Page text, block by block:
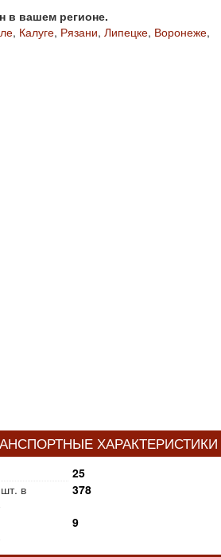
в вашем регионе.
, Калуге, Рязани, Липецке, Воронеже,
ХАРАКТЕРИСТИКИ
25
в
378
9